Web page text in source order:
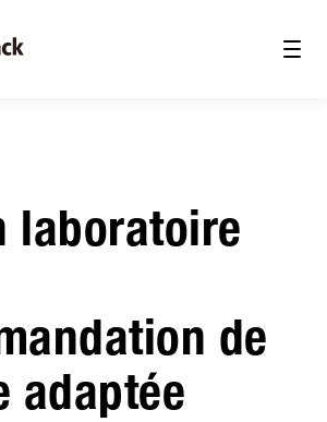
laboratoire
de
adaptée